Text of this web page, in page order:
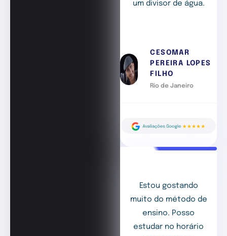
um divisor de água.
CESOMAR
PEREIRA LOPES
FILHO
Rio de Janeiro
Estou gostando
muito do método de
ensino. Posso
estudar no horário